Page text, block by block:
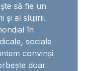
să fie un
și al slujirii.
în
sociale
convinși
doar